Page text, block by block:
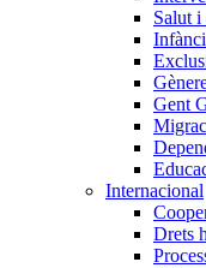
Salut i
Gent
Internacional
Drets